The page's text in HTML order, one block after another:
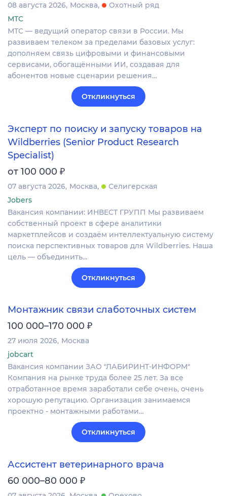
08 августа 2026 Москва
Охотный ряд
МТС
МТС — ведущий оператор связи в России. Мы
развиваем телеком за пределами базовых услуг:
дополняем связь цифровыми и финансовыми
сервисами, обогащёнными ИИ, создавая для
абонентов новые сценарии решения…
Откликнуться
Эксперт по поиску и запуску товаров на
Wildberries (Senior Product Research
Specialist)
от 100 000 ₽
07 августа 2026 Москва
Селигерская
Jobers
Вакансия компании: ИНВЕСТ ГРУПП Мы развиваем
собственный проект в сфере аналитики
маркетплейсов и создаём интеллектуальную систему
поиска перспективных товаров для Wildberries. Наша
цель — объединить…
Откликнуться
Монтажник связи слаботочных систем
100 000–170 000 ₽
27 июля 2026 Москва
jobcart
Вакансия компании ЗАО "ЛАБИРИНТ-ИНФОРМ"
Компания на рынке труда более 25 лет. За все
отработанное время заработали себе очень, очень
хорошую репутацию. Организация занимаемся
проектно - монтажными работами…
Откликнуться
Ассистент ветеринарного врача
60 000–80 000 ₽